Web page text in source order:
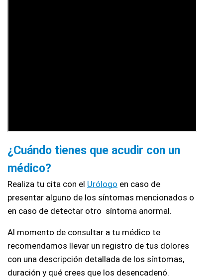
¿Cuándo tienes que acudir con un
médico?
Realiza tu cita con el Urólogo en caso de
presentar alguno de los síntomas mencionados o
en caso de detectar otro  síntoma anormal.
Al momento de consultar a tu médico te
recomendamos llevar un registro de tus dolores
con una descripción detallada de los síntomas,
duración y qué crees que los desencadenó.